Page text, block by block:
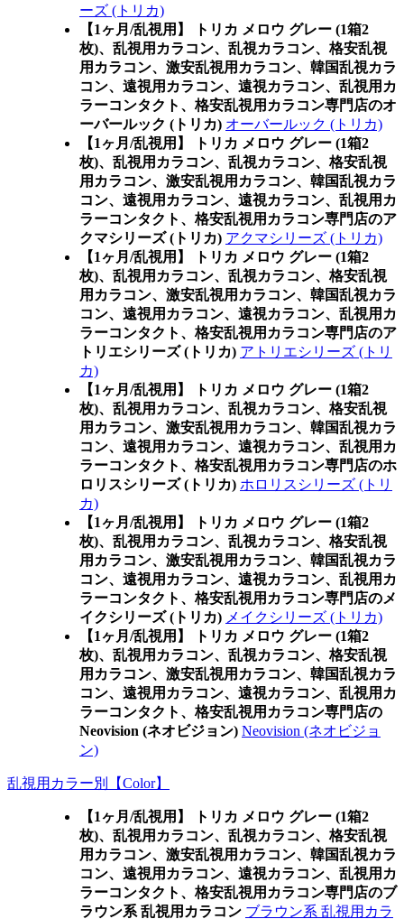
ーズ (トリカ)
【1ヶ月/乱視用】 トリカ メロウ グレー (1箱2
枚)、乱視用カラコン、乱視カラコン、格安乱視
用カラコン、激安乱視用カラコン、韓国乱視カラ
コン、遠視用カラコン、遠視カラコン、乱視用カ
ラーコンタクト、格安乱視用カラコン専門店のオ
ーバールック (トリカ) オーバールック (トリカ)
【1ヶ月/乱視用】 トリカ メロウ グレー (1箱2
枚)、乱視用カラコン、乱視カラコン、格安乱視
用カラコン、激安乱視用カラコン、韓国乱視カラ
コン、遠視用カラコン、遠視カラコン、乱視用カ
ラーコンタクト、格安乱視用カラコン専門店のア
クマシリーズ (トリカ) アクマシリーズ (トリカ)
【1ヶ月/乱視用】 トリカ メロウ グレー (1箱2
枚)、乱視用カラコン、乱視カラコン、格安乱視
用カラコン、激安乱視用カラコン、韓国乱視カラ
コン、遠視用カラコン、遠視カラコン、乱視用カ
ラーコンタクト、格安乱視用カラコン専門店のア
トリエシリーズ (トリカ) アトリエシリーズ (トリ
カ)
【1ヶ月/乱視用】 トリカ メロウ グレー (1箱2
枚)、乱視用カラコン、乱視カラコン、格安乱視
用カラコン、激安乱視用カラコン、韓国乱視カラ
コン、遠視用カラコン、遠視カラコン、乱視用カ
ラーコンタクト、格安乱視用カラコン専門店のホ
ロリスシリーズ (トリカ) ホロリスシリーズ (トリ
カ)
【1ヶ月/乱視用】 トリカ メロウ グレー (1箱2
枚)、乱視用カラコン、乱視カラコン、格安乱視
用カラコン、激安乱視用カラコン、韓国乱視カラ
コン、遠視用カラコン、遠視カラコン、乱視用カ
ラーコンタクト、格安乱視用カラコン専門店のメ
イクシリーズ (トリカ) メイクシリーズ (トリカ)
【1ヶ月/乱視用】 トリカ メロウ グレー (1箱2
枚)、乱視用カラコン、乱視カラコン、格安乱視
用カラコン、激安乱視用カラコン、韓国乱視カラ
コン、遠視用カラコン、遠視カラコン、乱視用カ
ラーコンタクト、格安乱視用カラコン専門店の
Neovision (ネオビジョン) Neovision (ネオビジョ
ン)
乱視用カラー別【Color】
【1ヶ月/乱視用】 トリカ メロウ グレー (1箱2
枚)、乱視用カラコン、乱視カラコン、格安乱視
用カラコン、激安乱視用カラコン、韓国乱視カラ
コン、遠視用カラコン、遠視カラコン、乱視用カ
ラーコンタクト、格安乱視用カラコン専門店のブ
ラウン系 乱視用カラコン ブラウン系 乱視用カラ